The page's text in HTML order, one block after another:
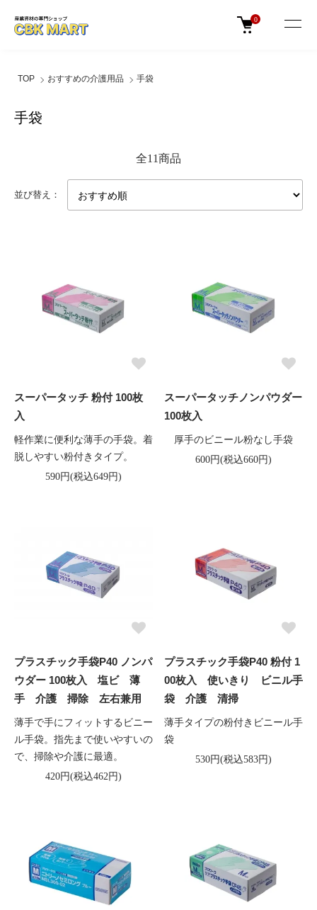
0
TOP おすすめの介護用品 手袋
手袋
全11商品
並び替え：
スーパータッチ 粉付 100枚
入
軽作業に便利な薄手の手袋。着
脱しやすい粉付きタイプ。
590円(税込649円)
スーパータッチノンパウダー
100枚入
厚手のビニール粉なし手袋
600円(税込660円)
プラスチック手袋P40 ノンパ
ウダー 100枚入 塩ビ 薄
手 介護 掃除 左右兼用
薄手で手にフィットするビニー
ル手袋。指先まで使いやすいの
で、掃除や介護に最適。
420円(税込462円)
プラスチック手袋P40 粉付 1
00枚入 使いきり ビニル手
袋 介護 清掃
薄手タイプの粉付きビニール手
袋
530円(税込583円)